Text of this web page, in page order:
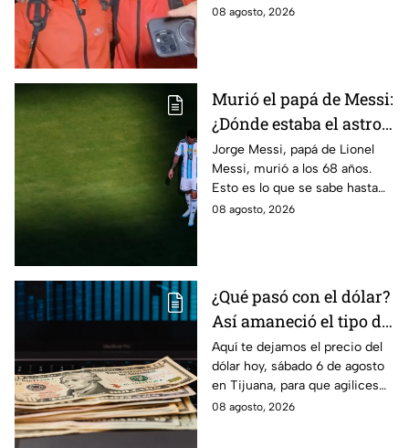
redes sociales tras su muerte
08 agosto, 2026
Murió el papá de Messi:
¿Dónde estaba el astro
argentino al conocer la
noticia?
Jorge Messi, papá de Lionel
Messi, murió a los 68 años.
Esto es lo que se sabe hasta
ahora sobre su fallecimiento y
08 agosto, 2026
¿Qué pasó con el dólar?
Así amaneció el tipo de
cambio hoy sábado 8 de
agosto en Tijuana
Aquí te dejamos el precio del
dólar hoy, sábado 6 de agosto
en Tijuana, para que agilices
tus cambios, compras y
08 agosto, 2026